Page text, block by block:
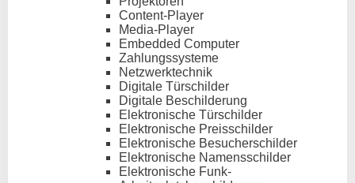
Content-Player
Media-Player
Embedded Computer
Zahlungssysteme
Netzwerktechnik
Digitale Türschilder
Digitale Beschilderung
Elektronische Türschilder
Elektronische Preisschilder
Elektronische Besucherschilder
Elektronische Namensschilder
Elektronische Funk-